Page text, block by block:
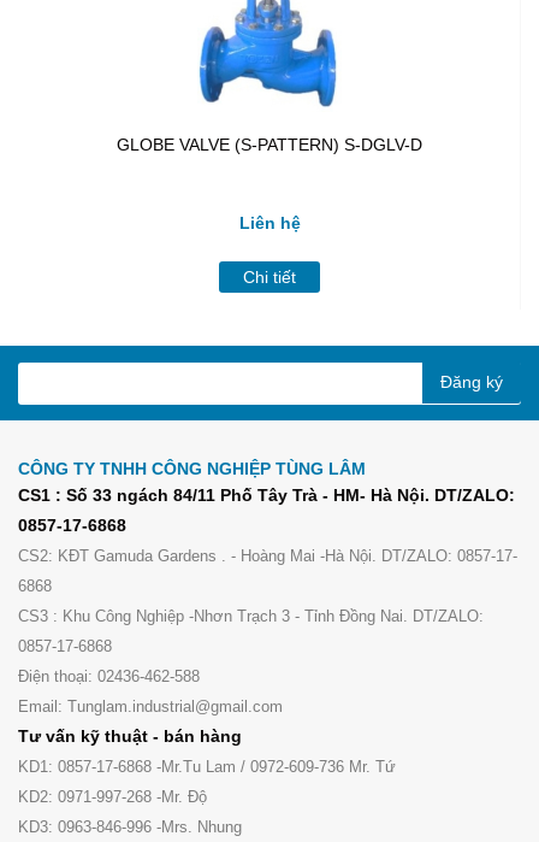
GLOBE VALVE (S-PATTERN) S-DGLV-D
Liên hệ
Chi tiết
Đăng ký
CÔNG TY TNHH CÔNG NGHIỆP TÙNG LÂM
CS1 : Số 33 ngách 84/11 Phố Tây Trà - HM- Hà Nội. DT/ZALO:
0857-17-6868
CS2: KĐT Gamuda Gardens . - Hoàng Mai -Hà Nội. DT/ZALO: 0857-17-
6868
CS3 : Khu Công Nghiệp -Nhơn Trạch 3 - Tỉnh Đồng Nai. DT/ZALO:
0857-17-6868
Điện thoại: 02436-462-588
Email: Tunglam.industrial@gmail.com
Tư vấn kỹ thuật - bán hàng
KD1: 0857-17-6868 -Mr.Tu Lam / 0972-609-736 Mr. Tứ
KD2: 0971-997-268 -Mr. Độ
KD3: 0963-846-996 -Mrs. Nhung